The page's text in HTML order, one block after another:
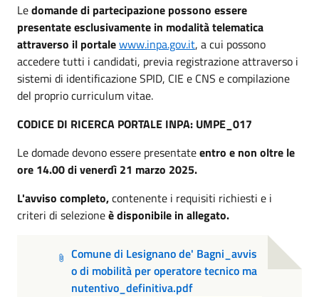
Ledomande di partecipazione possono essere
presentate esclusivamente in modalità telematica
attraverso il portalewww.inpa.gov.it, a cui possono
accedere tutti i candidati, previa registrazione attraverso i
sistemi di identificazione SPID, CIE e CNS e compilazione
del proprio curriculum vitae.
CODICE DI RICERCA PORTALE INPA: UMPE_017
Le domade devono essere presentateentro e non oltre le
ore 14.00 di venerdì 21 marzo 2025.
L'avviso completo,contenente i requisiti richiesti e i
criteri di selezioneè disponibile in allegato.
Comune di Lesignano de' Bagni_avvis
o di mobilità per operatore tecnico ma
nutentivo_definitiva.pdf